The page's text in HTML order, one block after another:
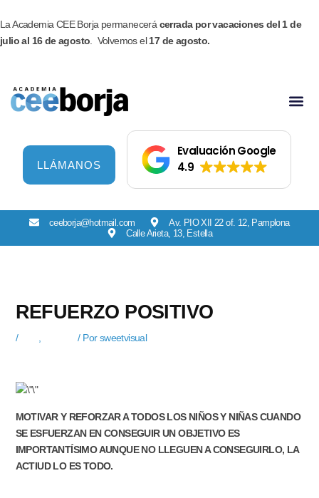
contenido
La Academia CEE Borja permanecerá cerrada por vacaciones del 1 de
julio al 16 de agosto . Volvemos el17 de agosto.
LLÁMANOS
Evaluación Google
4.9
ceeborja@hotmail.com
Av. PIO XII 22 of. 12, Pamplona
Calle Arieta, 13, Estella
REFUERZO POSITIVO
/ / Porsweetvisual
MOTIVAR Y REFORZAR A TODOS LOS NIÑOS Y NIÑAS CUANDO
SE ESFUERZAN EN CONSEGUIR UN OBJETIVO ES
IMPORTANTÍSIMO AUNQUE NO LLEGUEN A CONSEGUIRLO, LA
ACTIUD LO ES TODO.